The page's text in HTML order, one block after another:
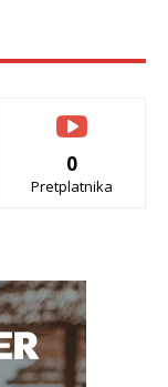
0
Pretplatnika